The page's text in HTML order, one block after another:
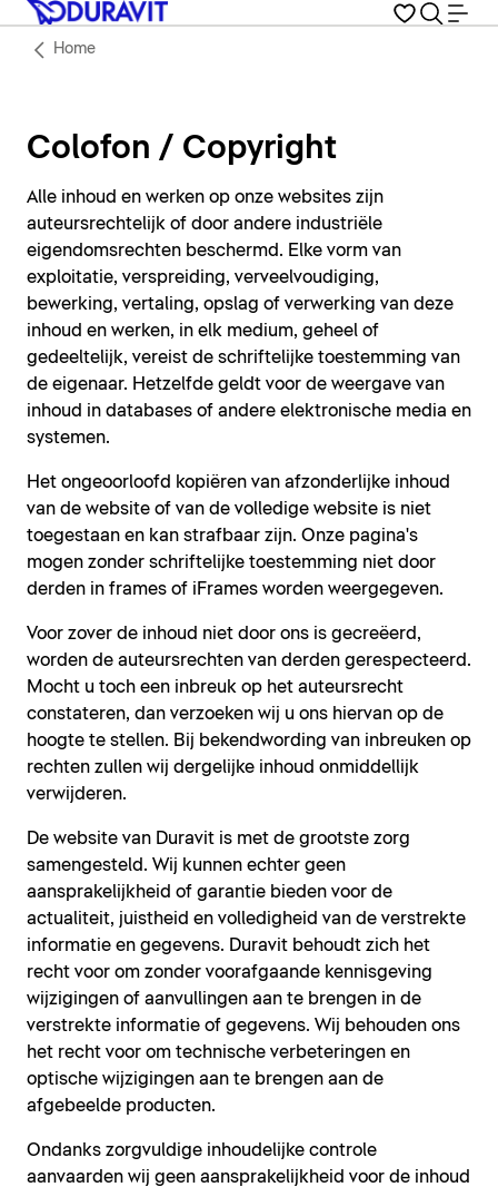
Home
Colofon / Copyright
Alle inhoud en werken op onze websites zijn
auteursrechtelijk of door andere industriële
eigendomsrechten beschermd. Elke vorm van
exploitatie, verspreiding, verveelvoudiging,
bewerking, vertaling, opslag of verwerking van deze
inhoud en werken, in elk medium, geheel of
gedeeltelijk, vereist de schriftelijke toestemming van
de eigenaar. Hetzelfde geldt voor de weergave van
inhoud in databases of andere elektronische media en
systemen.
Het ongeoorloofd kopiëren van afzonderlijke inhoud
van de website of van de volledige website is niet
toegestaan en kan strafbaar zijn. Onze pagina's
mogen zonder schriftelijke toestemming niet door
derden in frames of iFrames worden weergegeven.
Voor zover de inhoud niet door ons is gecreëerd,
worden de auteursrechten van derden gerespecteerd.
Mocht u toch een inbreuk op het auteursrecht
constateren, dan verzoeken wij u ons hiervan op de
hoogte te stellen. Bij bekendwording van inbreuken op
rechten zullen wij dergelijke inhoud onmiddellijk
verwijderen.
De website van Duravit is met de grootste zorg
samengesteld. Wij kunnen echter geen
aansprakelijkheid of garantie bieden voor de
actualiteit, juistheid en volledigheid van de verstrekte
informatie en gegevens. Duravit behoudt zich het
recht voor om zonder voorafgaande kennisgeving
wijzigingen of aanvullingen aan te brengen in de
verstrekte informatie of gegevens. Wij behouden ons
het recht voor om technische verbeteringen en
optische wijzigingen aan te brengen aan de
afgebeelde producten.
Ondanks zorgvuldige inhoudelijke controle
aanvaarden wij geen aansprakelijkheid voor de inhoud